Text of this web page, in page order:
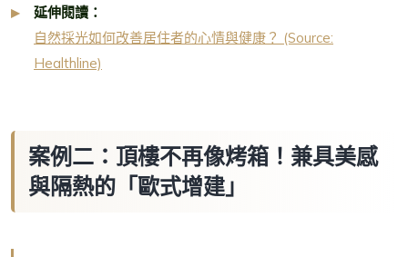
延伸閱讀：
自然採光如何改善居住者的心情與健康？ (Source:
Healthline)
案例二：頂樓不再像烤箱！兼具美感
與隔熱的「歐式增建」